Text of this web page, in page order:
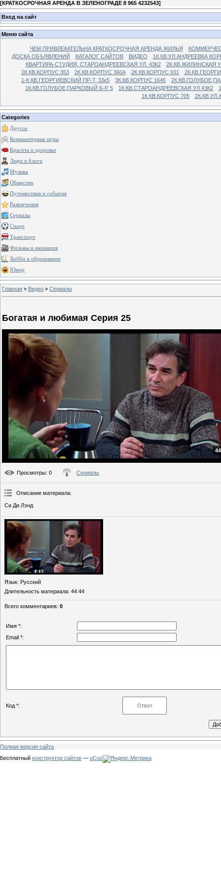
[КРАТКОСРОЧНАЯ АРЕНДА В ЗЕЛЕНОГРАДЕ 8 965 4232543]
Вход на сайт
Меню сайта
ЧЕМ ПРИВЛЕКАТЕЛЬНА КРАТКОСРОЧНАЯ АРЕНДА ЖИЛЬЯ
ДОСКА ОБЪЯВЛЕНИЙ
КАТАЛОГ САЙТОВ ВИДЕО
1К.КВ.УЛ.АНДРЕЕВКА
КВАРТИРА-СТУДИЯ, СТАРОАНДРЕЕВСКАЯ УЛ. 43К2
2К.КВ.ЖИЛИНСКАЯ
2К.КВ.КОРПУС 353
2К.КВ.КОРПУС 360А 2К.КВ.КОРПУС 931
1-К.КВ.ГЕОРГИЕВСКИЙ ПР-Т, 33к5
3К.КВ.КОРПУС 1645
1К.КВ.ГОЛУБОЕ,ПАРКОВЫЙ Б-Р. 5
1К.КВ.СТАРОАНДРЕЕВСКАЯ УЛ.43К2
1К.КВ.КОРПУС 705
Categories
Другое
Компьютерные игры
Красота и здоровье
Люди и блоги
Музыка
Общество
Путешествия и события
Развлечения
Сериалы
Спорт
Транспорт
Фильмы и анимация
Хобби и образование
Юмор
Главная » Видео » Сериалы
Богатая и любимая Серия 25
Просмотры: 0 Сериалы
Описание материала:
Си Ди Лэнд
Язык: Русский
Длительность материала: 44:44
Всего комментариев: 0
Имя *:
Email *:
Код *:
Полная версия сайта
Бесплатный конструктор сайтов — uCoz